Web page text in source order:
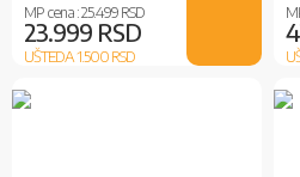
MP cena :25.499 RSD
23.999 RSD
UŠTEDA 1.500RSD